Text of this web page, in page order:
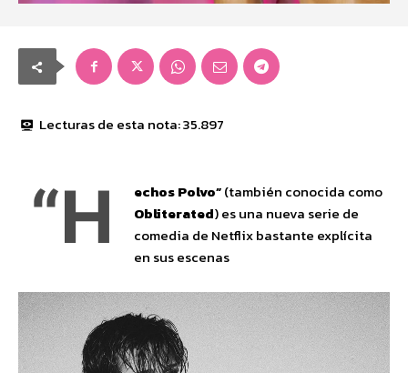
Lecturas de esta nota:35.897
“H echos Polvo”(también conocida como
Obliterated) es una nueva serie de
comedia de Netflix bastante explícita
en sus escenas